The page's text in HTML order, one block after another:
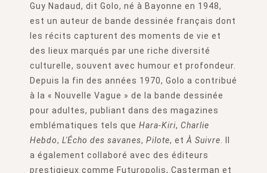
Guy Nadaud, dit Golo, né à Bayonne en 1948,
est un auteur de bande dessinée français dont
les récits capturent des moments de vie et
des lieux marqués par une riche diversité
culturelle, souvent avec humour et profondeur.
Depuis la fin des années 1970, Golo a contribué
à la « Nouvelle Vague » de la bande dessinée
pour adultes, publiant dans des magazines
emblématiques tels que Hara-Kiri, Charlie
Hebdo, L'Écho des savanes, Pilote, et À Suivre
a également collaboré avec des éditeurs
prestigieux comme Futuropolis, Casterman et